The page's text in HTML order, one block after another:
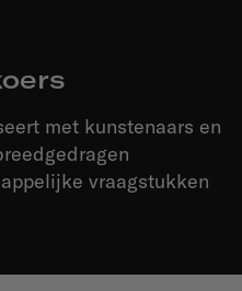
met kunstenaars en
vraagstukken